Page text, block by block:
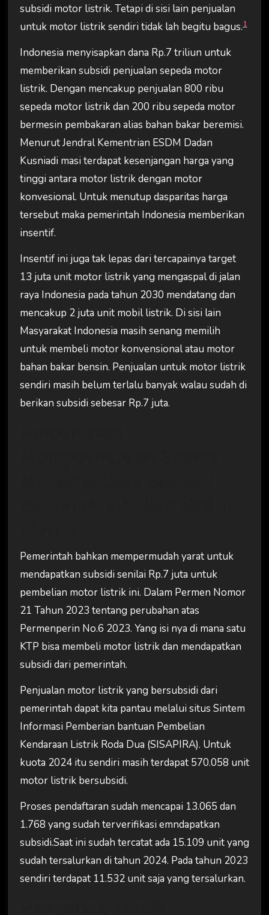
subsidi motor listrik. Tetapi di sisi lain penjualan
untuk motor listrik sendiri tidak lah begitu bagus.1
Indonesia menyisapkan dana Rp.7 triliun untuk
memberikan subsidi penjualan sepeda motor
listrik. Dengan mencakup penjualan 800 ribu
sepeda motor listrik dan 200 ribu sepeda motor
bermesin pembakaran alias bahan bakar beremisi.
Menurut Jendral Kementrian ESDM Dadan
Kusniadi masi terdapat kesenjangan harga yang
tinggi antara motor listrik dengan motor
konvesional. Untuk menutup dasparitas harga
tersebut maka pemerintah Indonesia memberikan
insentif.
Insentif ini juga tak lepas dari tercapainya target
13 juta unit motor listrik yang mengaspal di jalan
raya Indonesia pada tahun 2030 mendatang dan
mencakup 2 juta unit mobil listrik. Di sisi lain
Masyarakat Indonesia masih senang memilih
untuk membeli motor konvensional atau motor
bahan bakar bensin. Penjualan untuk motor listrik
sendiri masih belum terlalu banyak walau sudah di
berikan subsidi sebesar Rp.7 juta.
Pemerintah bahkan mempermudah yarat untuk
mendapatkan subsidi senilai Rp.7 juta untuk
pembelian motor listrik ini. Dalam Permen Nomor
21 Tahun 2023 tentang perubahan atas
Permenperin No.6 2023. Yang isi nya di mana satu
KTP bisa membeli motor listrik dan mendapatkan
subsidi dari pemerintah.
Penjualan motor listrik yang bersubsidi dari
pemerintah dapat kita pantau melalui situs Sintem
Informasi Pemberian bantuan Pembelian
Kendaraan Listrik Roda Dua (SISAPIRA). Untuk
kuota 2024 itu sendiri masih terdapat 570.058 unit
motor listrik bersubsidi.
Proses pendaftaran sudah mencapai 13.065 dan
1.768 yang sudah terverifikasi emndapatkan
subsidi.Saat ini sudah tercatat ada 15.109 unit yang
sudah tersalurkan di tahun 2024. Pada tahun 2023
sendiri terdapat 11.532 unit saja yang tersalurkan.